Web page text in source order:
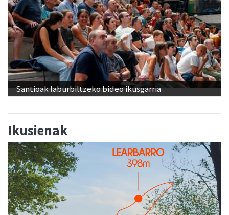
Santioak laburbiltzeko bideo ikusgarria
Ikusienak